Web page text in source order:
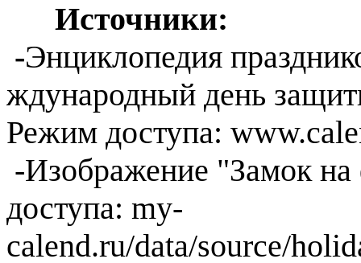
Источники:
-Энциклопедия
ждународный день
Режим доступа:
-Изображение "Замок
доступа: my-
calend.ru/data/source/